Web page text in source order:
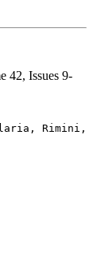
42, Issues 9-